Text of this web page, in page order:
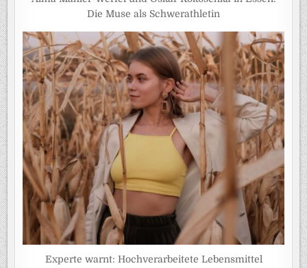
Die Muse als Schwerathletin
Experte warnt: Hochverarbeitete Lebensmittel